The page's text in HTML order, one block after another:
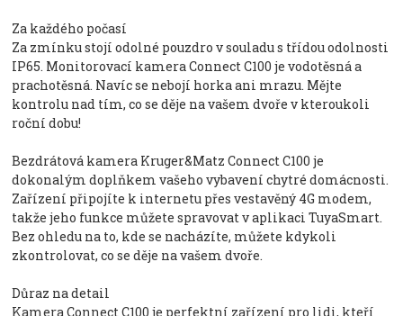
Za každého počasí
Za zmínku stojí odolné pouzdro v souladu s třídou odolnosti
IP65. Monitorovací kamera Connect C100 je vodotěsná a
prachotěsná. Navíc se nebojí horka ani mrazu. Mějte
kontrolu nad tím, co se děje na vašem dvoře v kteroukoli
roční dobu!
Bezdrátová kamera Kruger&Matz Connect C100 je
dokonalým doplňkem vašeho vybavení chytré domácnosti.
Zařízení připojíte k internetu přes vestavěný 4G modem,
takže jeho funkce můžete spravovat v aplikaci TuyaSmart.
Bez ohledu na to, kde se nacházíte, můžete kdykoli
zkontrolovat, co se děje na vašem dvoře.
Důraz na detail
Kamera Connect C100 je perfektní zařízení pro lidi, kteří